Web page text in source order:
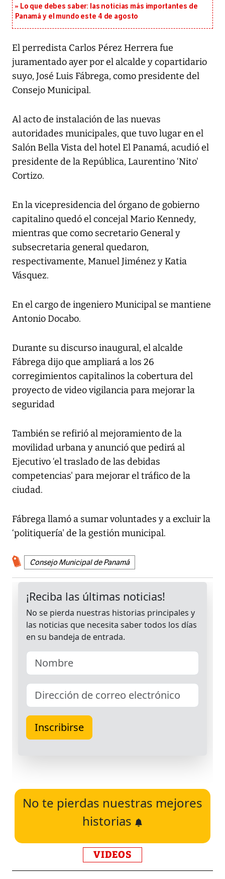
Lo que debes saber: las noticias más importantes de
Panamá y el mundo este 4 de agosto
El perredista Carlos Pérez Herrera fue
juramentado ayer por el alcalde y copartidario
suyo, José Luis Fábrega, como presidente del
Consejo Municipal.
Al acto de instalación de las nuevas
autoridades municipales, que tuvo lugar en el
Salón Bella Vista del hotel El Panamá, acudió el
presidente de la República, Laurentino ‘Nito'
Cortizo.
En la vicepresidencia del órgano de gobierno
capitalino quedó el concejal Mario Kennedy,
mientras que como secretario General y
subsecretaria general quedaron,
respectivamente, Manuel Jiménez y Katia
Vásquez.
En el cargo de ingeniero Municipal se mantiene
Antonio Docabo.
Durante su discurso inaugural, el alcalde
Fábrega dijo que ampliará a los 26
corregimientos capitalinos la cobertura del
proyecto de video vigilancia para mejorar la
seguridad
También se refirió al mejoramiento de la
movilidad urbana y anunció que pedirá al
Ejecutivo ‘el traslado de las debidas
competencias' para mejorar el tráfico de la
ciudad.
Fábrega llamó a sumar voluntades y a excluir la
‘politiquería' de la gestión municipal.
Consejo Municipal de Panamá
No te pierdas nuestras mejores
historias
VIDEOS